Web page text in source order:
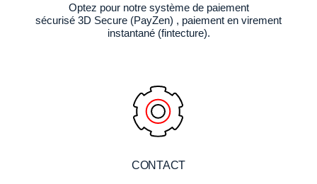
Optez pour notre système de paiement
sécurisé 3D Secure (PayZen) , paiement en virement
instantané (fintecture).
CONTACT